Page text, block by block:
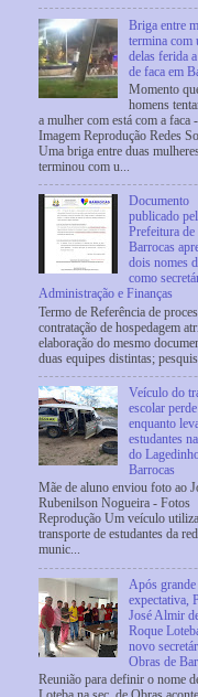
Briga entre
termina com
delas ferida
de faca em
Momento
homens
a mulher com está com a faca -
Imagem Reprodução Redes
Uma briga entre duas
terminou com u...
Documento
publicado
Prefeitura de
Barrocas
dois nomes
como
Administração e Finanças
Termo de Referência de
contratação de hospedagem
elaboração do mesmo
duas equipes distintas;
Veículo do
escolar
enquanto
estudantes
do
Barrocas
Mãe de aluno enviou foto ao
Rubenilson Nogueira - Fotos
Reprodução Um veículo
transporte de estudantes da
munic...
Após grande
expectativa,
José Almir
Roque
novo
Obras de
Reunião para definir o nome